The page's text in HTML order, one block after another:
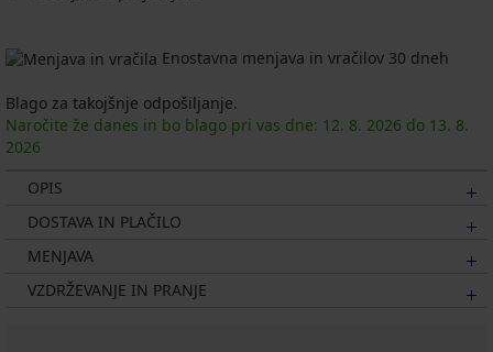
Enostavna menjava in vračilov 30 dneh
Blago za takojšnje odpošiljanje.
Naročite že danes in bo blago pri vas dne: 12. 8. 2026 do 13. 8.
2026
OPIS
DOSTAVA IN PLAČILO
MENJAVA
VZDRŽEVANJE IN PRANJE